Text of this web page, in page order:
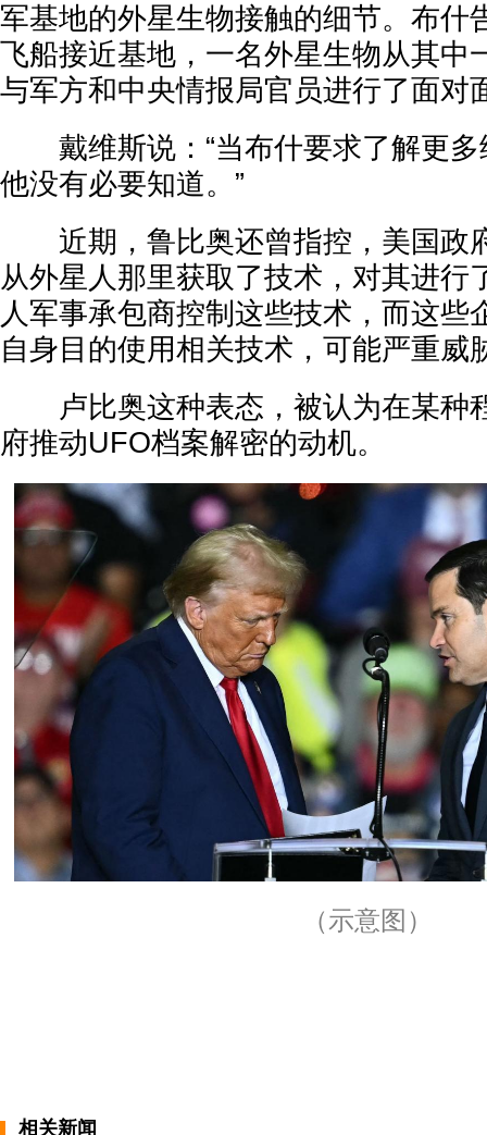
军基地的外星生物接触的细节。布什
飞船接近基地，一名外星生物从其中
与军方和中央情报局官员进行了面对
戴维斯说：“当布什要求了解更多
他没有必要知道。”
近期，鲁比奥还曾指控，美国政
从外星人那里获取了技术，对其进行
人军事承包商控制这些技术，而这些
自身目的使用相关技术，可能严重威
卢比奥这种表态，被认为在某种
府推动UFO档案解密的动机。
（示意图）
相关新闻